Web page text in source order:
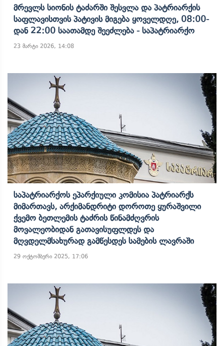
Მრევლს Სიონის Ტაძარში Შესვლა Და Პატრიარქის
Საფლავისთვის Პატივის Მიგება Ყოველდღე, 08:00-
Დან 22:00 Საათამდე Შეეძლება - Საპატრიარქო
23 მარტი 2026, 14:08
Საპატრიარქოს Ეპარქიული Კომისია Პატრიარქს
Მიმართავს, Არქიმანდრიტი Დოროთე Ყურაშვილი
Ქვემო Ბეთლემის Ტაძრის Წინამძღვრის
Მოვალეობიდან Გათავისუფლდეს Და
Მღვდელმსახურად Გამწესდეს Სამების Ლავრაში
29 ოქტომბერი 2025, 17:06